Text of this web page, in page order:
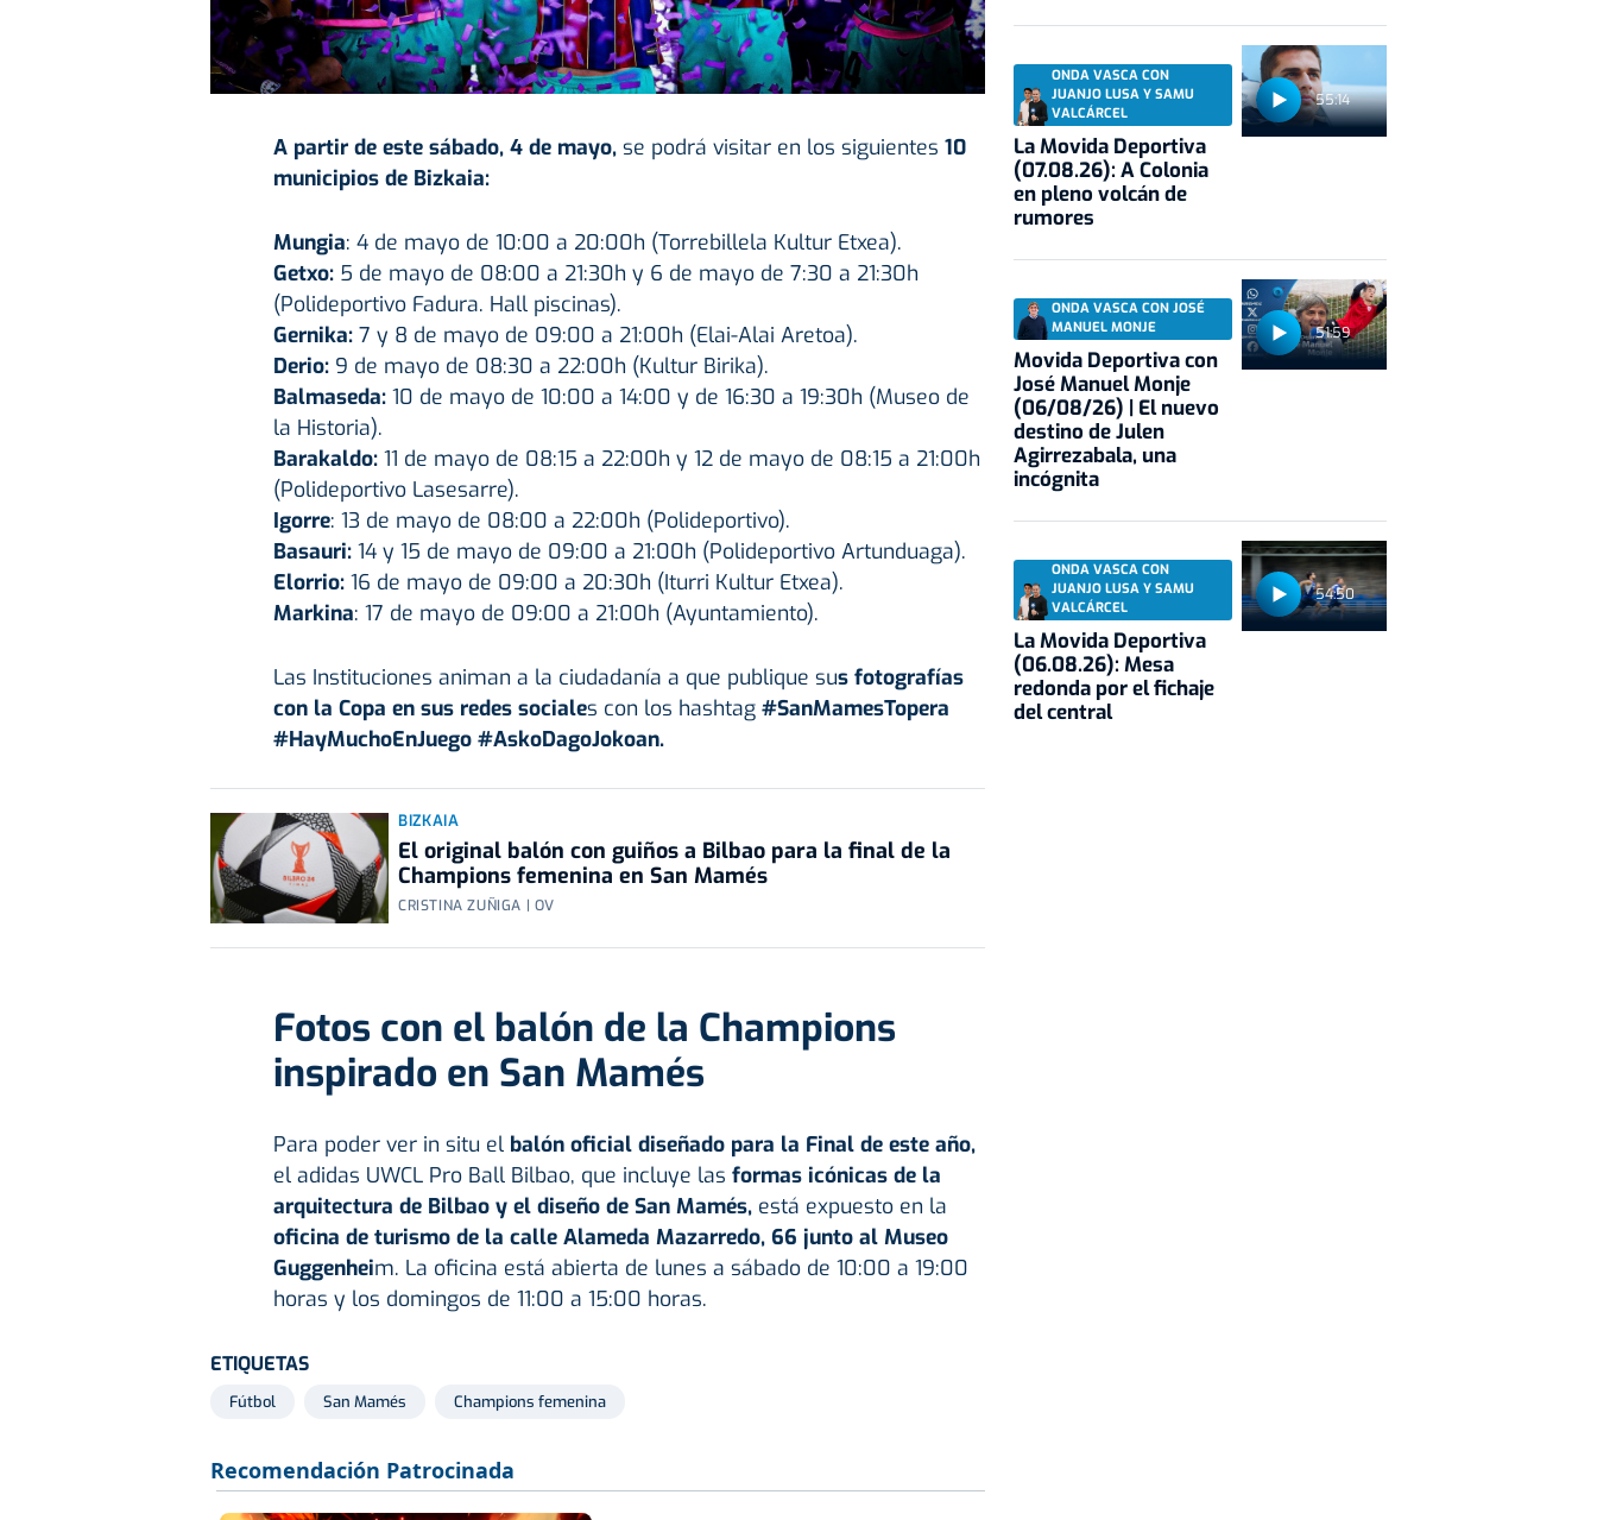
A partir de este sábado, 4 de mayo, se podrá visitar en los siguientes 10
municipios de Bizkaia:
Mungia: 4 de mayo de 10:00 a 20:00h (Torrebillela Kultur Etxea).
Getxo:5 de mayo de 08:00 a 21:30h y 6 de mayo de 7:30 a 21:30h
(Polideportivo Fadura. Hall piscinas).
Gernika:7 y 8 de mayo de 09:00 a 21:00h (Elai-Alai Aretoa).
Derio: 9 de mayo de 08:30 a 22:00h (Kultur Birika).
Balmaseda:10 de mayo de 10:00 a 14:00 y de 16:30 a 19:30h (Museo de
la Historia).
Barakaldo:11 de mayo de 08:15 a 22:00h y 12 de mayo de 08:15 a 21:00h
(Polideportivo Lasesarre).
Igorre: 13 de mayo de 08:00 a 22:00h (Polideportivo).
Basauri:14 y 15 de mayo de 09:00 a 21:00h (Polideportivo Artunduaga).
Elorrio:16 de mayo de 09:00 a 20:30h (Iturri Kultur Etxea).
Markina: 17 de mayo de 09:00 a 21:00h (Ayuntamiento).
Las Instituciones animan a la ciudadanía a que publique sus fotografías
con la Copa en sus redes sociales con los hashtag #SanMamesTopera
#HayMuchoEnJuego #AskoDagoJokoan.
BIZKAIA
El original balón con guiños a Bilbao para la final de la
Champions femenina en San Mamés
CRISTINA ZUÑIGA | OV
Fotos con el balón de la Champions
inspirado en San Mamés
Para poder ver in situ el balón oficial diseñado para la Final de este año,
el adidas UWCL Pro Ball Bilbao, que incluye las formas icónicas de la
arquitectura de Bilbao y el diseño de San Mamés, está expuesto en la
oficina de turismo de la calle Alameda Mazarredo, 66 junto al Museo
Guggenheim. La oficina está abierta de lunes a sábado de 10:00 a 19:00
horas y los domingos de 11:00 a 15:00 horas.
ETIQUETAS
Fútbol San Mamés Champions femenina
55:14
ONDA VASCA CON
JUANJO LUSA Y SAMU
VALCÁRCEL
La Movida Deportiva
(07.08.26): A Colonia
en pleno volcán de
rumores
51:59
ONDA VASCA CON JOSÉ
MANUEL MONJE
Movida Deportiva con
José Manuel Monje
(06/08/26) | El nuevo
destino de Julen
Agirrezabala, una
incógnita
54:50
ONDA VASCA CON
JUANJO LUSA Y SAMU
VALCÁRCEL
La Movida Deportiva
(06.08.26): Mesa
redonda por el fichaje
del central